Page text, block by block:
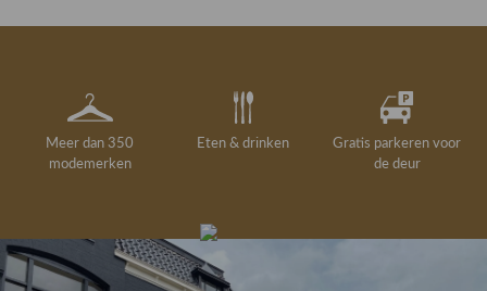
Meer dan 350
modemerken
Eten & drinken
Gratis parkeren voor
de deur
drankje
Gratis retourneren in
de winkel
Deskundig
kledingadvies